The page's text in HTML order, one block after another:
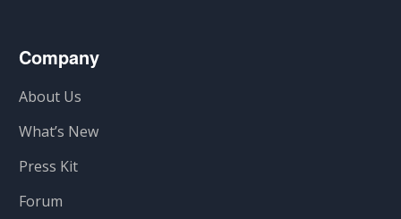
Company
About Us
What’s New
Press Kit
Forum